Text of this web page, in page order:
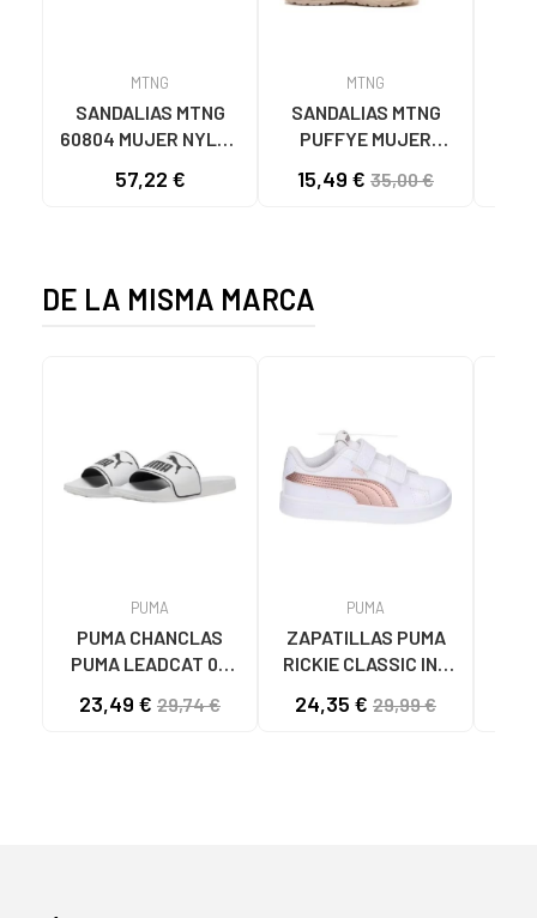
MTNG
SANDALIAS MTNG
60804 MUJER NYLON
TAUPE C59615 - -
57,22 €
MTNG
SANDALIAS MTNG
PUFFYE MUJER
C60056 C60056 -
15,49 € 35,00 €
DE LA MISMA MARCA
PUMA
PUMA CHANCLAS
PUMA LEADCAT 02
BLANCAS 02 WHITE
23,49 € 29,74 €
PUMA
ZAPATILLAS PUMA
RICKIE CLASSIC INF
- REF. 394254 04
24,35 € 29,99 €